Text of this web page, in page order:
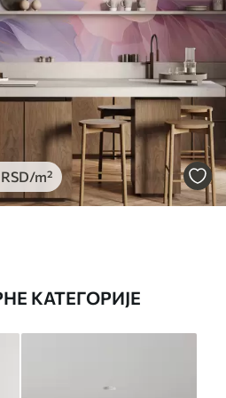
RSD/m²
КАТЕГОРИЈЕ